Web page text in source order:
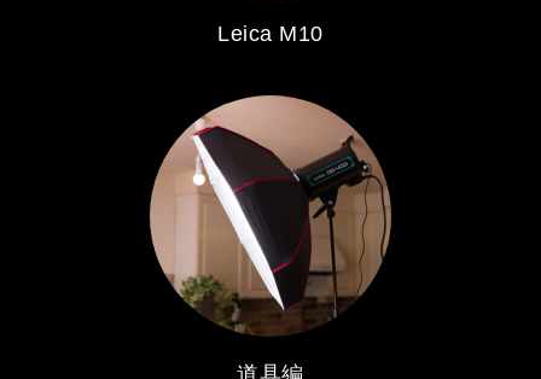
Leica M10
道具編